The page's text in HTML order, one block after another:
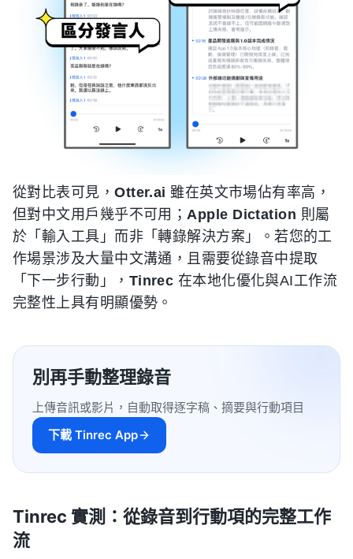
從對比表可見，Otter.ai 雖在英文市場佔有率高，
但對中文用戶幾乎不可用；Apple Dictation 則屬
於「輸入工具」而非「轉錄解決方案」。若您的工
作場景涉及大量中文溝通，且需要從錄音中提取
「下一步行動」， Tinrec 在本地化優化與AI工作流
完整性上具有明顯優勢。
別再手動整理錄音
上傳音訊或影片，自動取得逐字稿、摘要與行動項目
下載 Tinrec App
Tinrec 實測：從錄音到行動項的完整工作
流